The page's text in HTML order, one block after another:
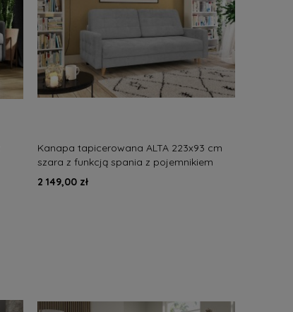
Kanapa tapicerowana ALTA 223x93 cm
szara z funkcją spania z pojemnikiem
nowoczesna
2 149,00 zł